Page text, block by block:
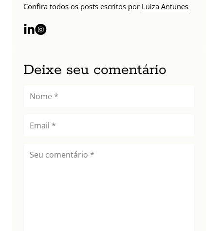
Confira todos os posts escritos por Luiza Antunes
Deixe seu comentário